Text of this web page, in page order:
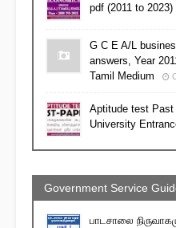
pdf (2011 to 2023)
G C E A/L
answers, Year
Tamil Medium
Aptitude test Past
University
Government Service
பாடசாலை